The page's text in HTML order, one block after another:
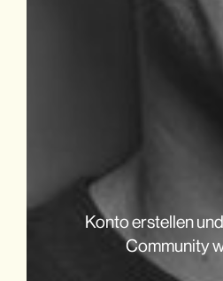
Konto erstellen
Community